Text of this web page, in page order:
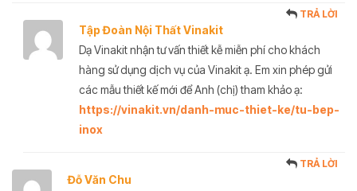
Tập Đoàn Nội Thất Vinakit
TRẢ LỜI
Dạ Vinakit nhận tư vấn thiết kễ miễn phí cho khách
hàng sử dụng dịch vụ của Vinakit ạ. Em xin phép gửi
các mẫu thiết kế mới để Anh (chị) tham khảo ạ:
https://vinakit.vn/danh-muc-thiet-ke/tu-bep-
inox
Đỗ Văn Chu
TRẢ LỜI